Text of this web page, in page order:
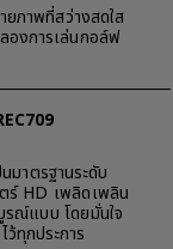
ยภาพที่สว่างสดใส
องการเล่นกอล์ฟ
าตรฐานระดับ
ร์ HD เพลิดเพลิน
ณ์แบบ โดยมั่นใจ
ทุกประการ